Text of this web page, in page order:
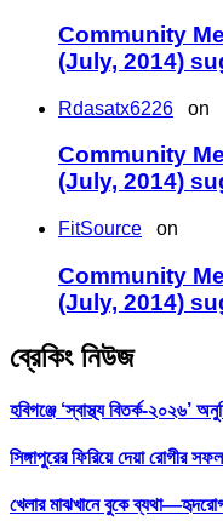
Community
(July, 2014)
Rdasatx6226 on
Community
(July, 2014)
FitSource on
Community
(July, 2014)
ব্রেকিং নিউজ
হবিগঞ্জে ‘স্বাস্থ্য বিতর্ক-২০২৬’
সিঙ্গাপুরের ফিরিয়ে দেয়া রোগীর
খেলার মাঝখানে বুকে